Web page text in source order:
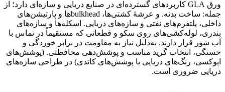
ورق
GLA کاربردهای گسترده‌ای در صنایع دریایی و سازه‌ای دارد؛ از
جمله: ساخت بدنه. و عرشهٔ کشتی‌ها، bulkheadها و پارتیشن‌های
داخلی، پلتفرم‌های نفتی و سازه‌های دریایی. اسکله‌ها و سازه‌های
بندری، لوله‌کشی‌های روی سکو و قطعاتی که مستقیماً در تماس با
آب شور قرار دارند. به‌دلیل نیاز به مقاومت در برابر خوردگی و
خستگی، انتخاب گرید مناسب و پوشش‌دهی محافظتی. (پوشش‌های
اپوکسی، رنگ‌های دریایی یا پوشش‌های کاتدی) در طراحی سازه‌های
دریایی ضروری است.